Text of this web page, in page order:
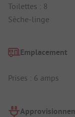
Toilettes : 8
Sèche-linge
Emplacement
Prises : 6 amps